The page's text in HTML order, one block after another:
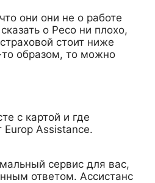
они они не о работе
о Ресо ни плохо,
стоит ниже
образом, то можно
с картой и где
Assistance.
сервис для вас,
ответом. Ассистанс